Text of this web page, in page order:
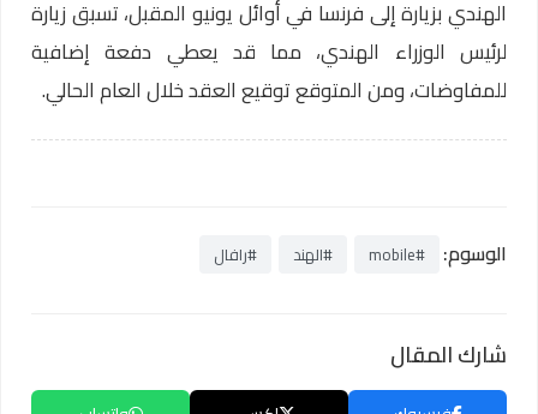
الهندي بزيارة إلى فرنسا في أوائل يونيو المقبل، تسبق زيارة
لرئيس الوزراء الهندي، مما قد يعطي دفعة إضافية
للمفاوضات، ومن المتوقع توقيع العقد خلال العام الحالي.
الوسوم: #mobile #الهند #رافال
شارك المقال